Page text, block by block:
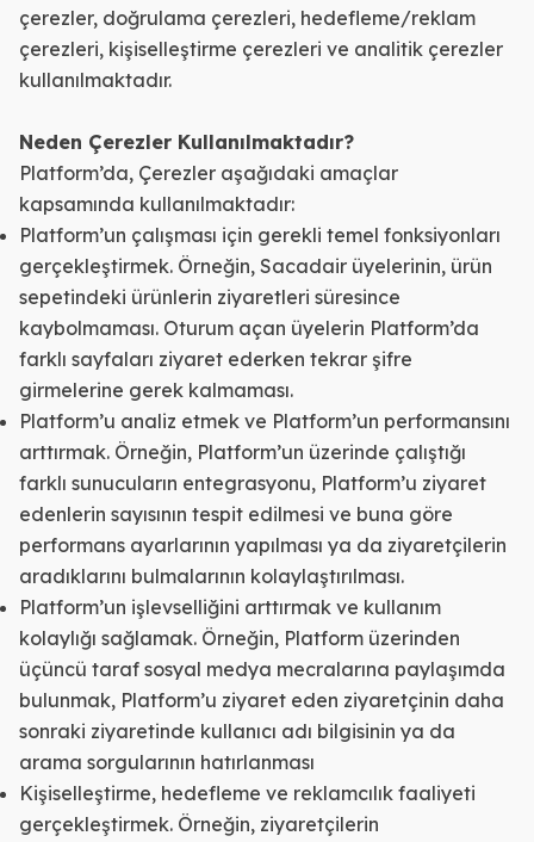
çerezler, doğrulama çerezleri, hedefleme/reklam
çerezleri, kişiselleştirme çerezleri ve analitik çerezler
kullanılmaktadır.
Neden Çerezler Kullanılmaktadır?
Platform’da, Çerezler aşağıdaki amaçlar
kapsamında kullanılmaktadır:
Platform’un çalışması için gerekli temel fonksiyonları
gerçekleştirmek. Örneğin, Sacadair üyelerinin, ürün
sepetindeki ürünlerin ziyaretleri süresince
kaybolmaması. Oturum açan üyelerin Platform’da
farklı sayfaları ziyaret ederken tekrar şifre
girmelerine gerek kalmaması.
Platform’u analiz etmek ve Platform’un performansını
arttırmak. Örneğin, Platform’un üzerinde çalıştığı
farklı sunucuların entegrasyonu, Platform’u ziyaret
edenlerin sayısının tespit edilmesi ve buna göre
performans ayarlarının yapılması ya da ziyaretçilerin
aradıklarını bulmalarının kolaylaştırılması.
Platform’un işlevselliğini arttırmak ve kullanım
kolaylığı sağlamak. Örneğin, Platform üzerinden
üçüncü taraf sosyal medya mecralarına paylaşımda
bulunmak, Platform’u ziyaret eden ziyaretçinin daha
sonraki ziyaretinde kullanıcı adı bilgisinin ya da
arama sorgularının hatırlanması
Kişiselleştirme, hedefleme ve reklamcılık faaliyeti
gerçekleştirmek. Örneğin, ziyaretçilerin